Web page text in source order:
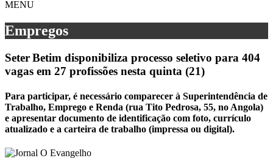
MENU
Empregos
Seter Betim disponibiliza processo seletivo para 404
vagas em 27 profissões nesta quinta (21)
Para participar, é necessário comparecer à Superintendência de
Trabalho, Emprego e Renda (rua Tito Pedrosa, 55, no Angola)
e apresentar documento de identificação com foto, currículo
atualizado e a carteira de trabalho (impressa ou digital).